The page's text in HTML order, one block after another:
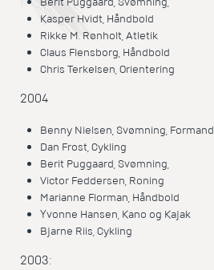
Kasper Hvidt, Håndbold
Rikke M. Rønholt, Atletik
Claus Flensborg, Håndbold
Chris Terkelsen, Orientering
2004
Benny Nielsen, Svømning, Formand
Dan Frost, Cykling
Berit Puggaard, Svømning,
Victor Feddersen, Roning
Marianne Florman, Håndbold
Yvonne Hansen, Kano og Kajak
Bjarne Riis, Cykling
2003: